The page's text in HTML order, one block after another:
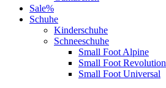
Sale%
Schuhe
Kinderschuhe
Schneeschuhe
Small Foot Alpine
Small Foot Revolution
Small Foot Universal